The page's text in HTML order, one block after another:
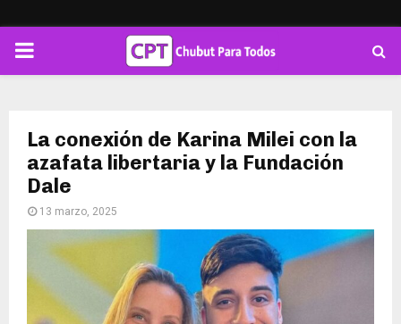
PRIMARY
La conexión de Karina Milei con la
azafata libertaria y la Fundación
Dale
13 marzo, 2025